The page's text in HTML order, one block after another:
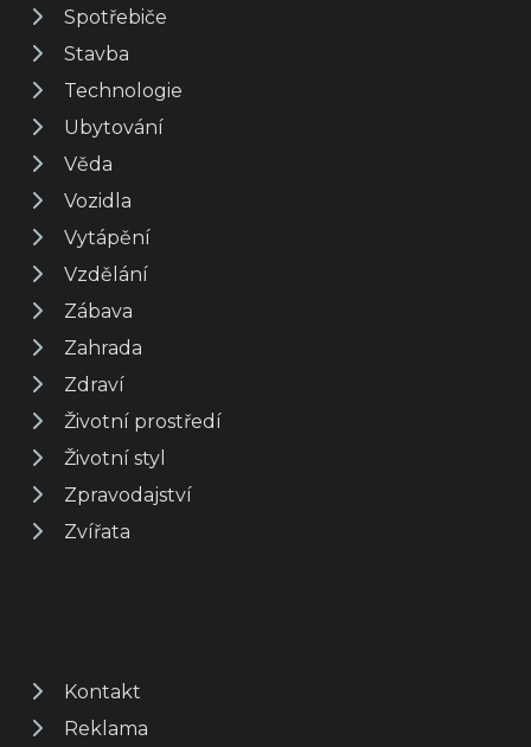
Spotřebiče
Stavba
Technologie
Ubytování
Věda
Vozidla
Vytápění
Vzdělání
Zábava
Zahrada
Zdraví
Životní prostředí
Životní styl
Zpravodajství
Zvířata
Kontakt
Reklama